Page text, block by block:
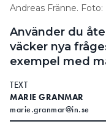
annat så kallad
– Vi fick väldigt
möjligheterna att
bryter mot lagen,
Sandström.
Andreas Fränne.
Använder du
väcker nya
exempel med
TEXT
MARIE GRANMAR
marie.granmar@in.se